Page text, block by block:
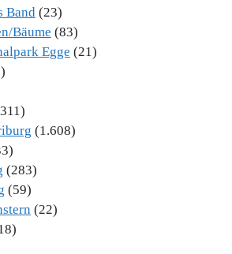
Band (23)
Bäume (83)
Egge (21)
(1.608)
(283)
(59)
(22)